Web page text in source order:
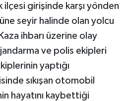
girişinde karşı yönden
seyir halinde olan yolcu
ihbarı üzerine olay
ve polis ekipleri
yaptığı
sıkışan otomobil
hayatını kaybettiği